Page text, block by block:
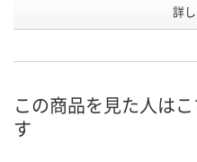
詳
この商品を見た人は
す